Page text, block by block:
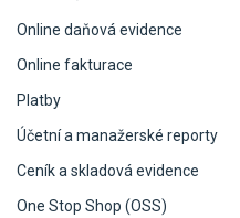
Online daňová evidence
Online fakturace
Platby
Účetní a manažerské reporty
Ceník a skladová evidence
One Stop Shop (OSS)